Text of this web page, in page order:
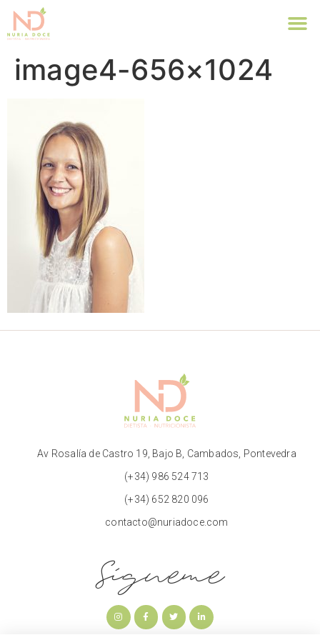
image4-656×1024
Av Rosalía de Castro 19, Bajo B, Cambados, Pontevedra
(+34) 986 524 713
(+34) 652 820 096
contacto@nuriadoce.com
Sígueme